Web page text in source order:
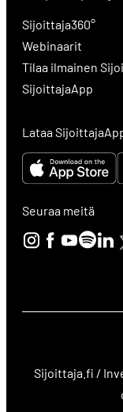
Sijoittaja360°
Webinaarit
Tilaa ilmainen
SijoittajaApp
Lataa
Seuraa meitä
Sijoittaja.fi /